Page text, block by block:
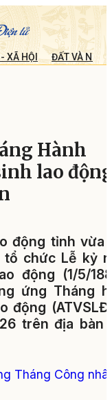
XÃ HỘI ĐẤT VÀ
Hành
lao
động tỉnh vừa
tổ chức Lễ kỷ
động (1/5/
ứng Tháng
động
trên địa bàn
Tháng Công